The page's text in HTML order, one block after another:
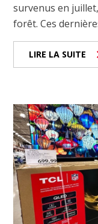
survenus en
forêt. Ces
LIRE LA SUITE